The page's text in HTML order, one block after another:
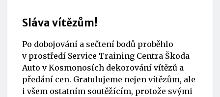
Sláva vítězům!
Po dobojování a sečtení bodů proběhlo
v prostředí Service Training Centra Škoda
Auto v Kosmonosích dekorování vítězů a
předání cen. Gratulujeme nejen vítězům, ale
i všem ostatním soutěžícím, protože svými